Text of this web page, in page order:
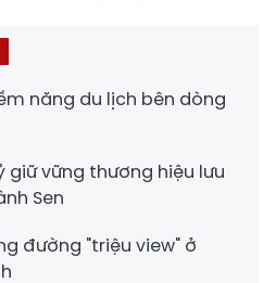
năng du lịch bên dòng
giữ vững thương hiệu lưu
Sen
đường "triệu view" ở